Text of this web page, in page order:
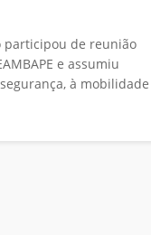
participou de reunião
e assumiu
à mobilidade